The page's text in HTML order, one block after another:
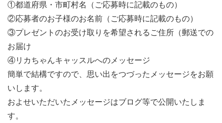
①都道府県・市町村名（ご応募時に記載のもの）
②応募者のお子様のお名前（ご応募時に記載のもの）
③プレゼントのお受け取りを希望されるご住所（郵送での
お届け
④リカちゃんキャッスルへのメッセージ
簡単で結構ですので、思い出をつづったメッセージをお願
いします。
およせいただいたメッセージはブログ等で公開いたしま
す。